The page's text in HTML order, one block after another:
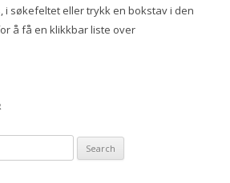
i søkefeltet eller trykk en bokstav i den
å få en klikkbar liste over